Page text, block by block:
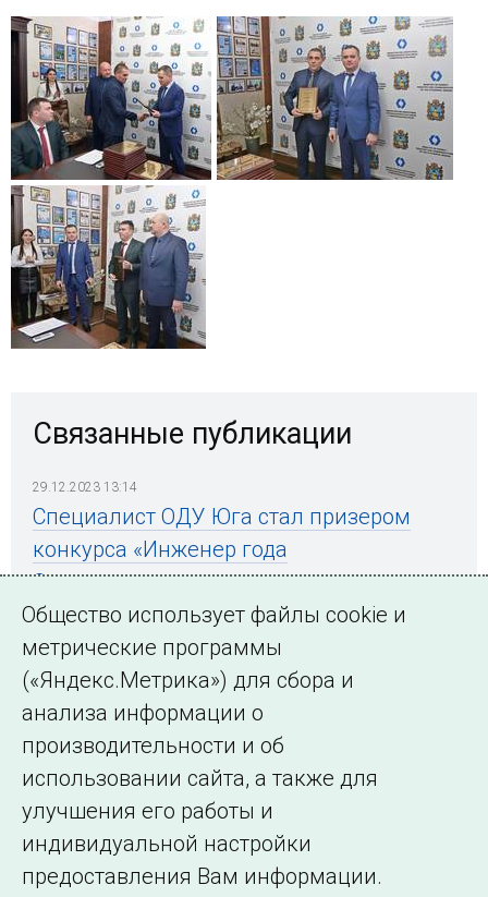
Связанные публикации
29.12.2023 13:14
Специалист ОДУ Юга стал призером
конкурса «Инженер года
Ставропольского края»
← Все публикации
Подписаться на новости
©2005–2026 АО «СО ЕЭС»
Филиалы и
представительства
Общество использует файлы cookie и
метрические программы
(«Яндекс.Метрика») для сбора и
анализа информации о
производительности и об
использовании сайта, а также для
улучшения его работы и
индивидуальной настройки
предоставления Вам информации.